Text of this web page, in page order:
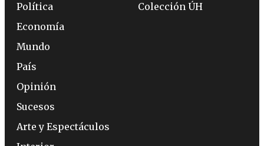
Política
Economía
Mundo
País
Opinión
Sucesos
Arte y Espectáculos
Colección ÚH